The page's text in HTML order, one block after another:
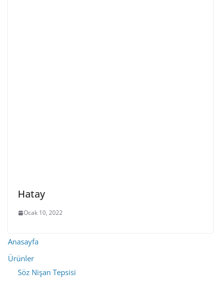
Hatay
Ocak 10, 2022
Anasayfa
Ürünler
Söz Nişan Tepsisi